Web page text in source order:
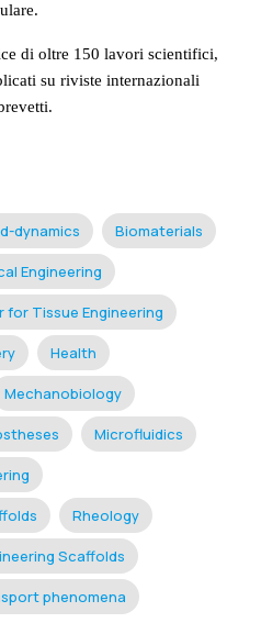
di oltre 150 lavori scientifici,
su riviste internazionali
dynamics Biomaterials
Engineering
Tissue Engineering
Health
Mechanobiology
Microfluidics
Rheology
Scaffolds
phenomena